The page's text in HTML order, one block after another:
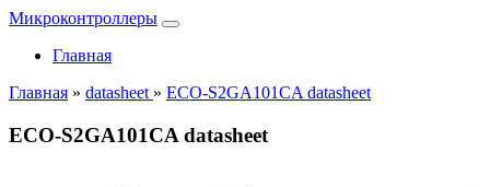
Микроконтроллеры
Главная
Главная » datasheet » ECO-S2GA101CA datasheet
ECO-S2GA101CA datasheet